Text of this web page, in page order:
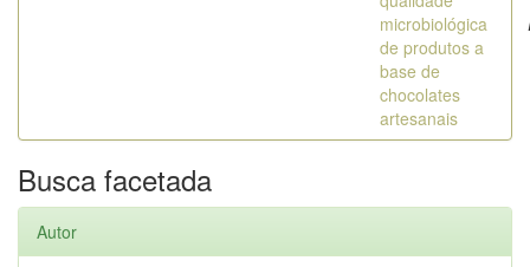
microbiológica
de produtos a
base de
chocolates
artesanais
Busca facetada
Autor